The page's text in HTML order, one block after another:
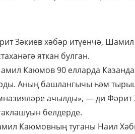
Зәкиев хәбәр итүенчә,
яткан булган.
Каюмов 90 елларда
Аның башлангычы һәм
ачылды», — ди
белдерде.
Каюмовның туганы Наил